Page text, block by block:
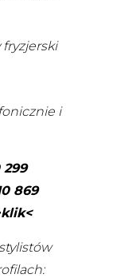
fryzjerski
i
299
869